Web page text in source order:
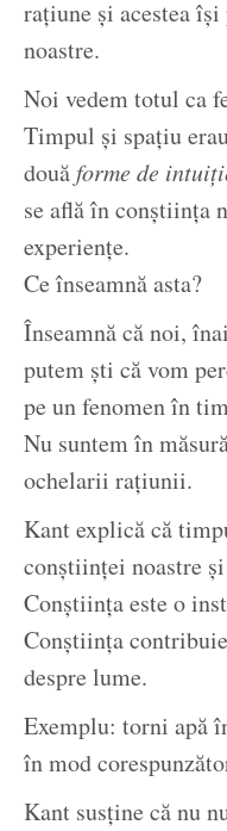
rațiune și acestea
noastre.
Noi vedem totul ca
Timpul și spațiu
douăforme de
se află în conștiința
experiențe.
Ce înseamnă asta?
Înseamnă că noi,
putem ști că vom
pe un fenomen în
Nu suntem în
ochelarii rațiunii.
Kant explică că
conștiinței noastre
Conștiința este o
Conștiința
despre lume.
Exemplu: torni apă
în mod
Kant susține că nu